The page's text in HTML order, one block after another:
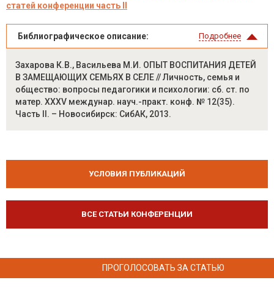
статей конференции часть II
Библиографическое описание: Подробнее
Захарова К.В., Васильева М.И. ОПЫТ ВОСПИТАНИЯ ДЕТЕЙ
В ЗАМЕЩАЮЩИХ СЕМЬЯХ В СЕЛЕ // Личность, семья и
общество: вопросы педагогики и психологии: сб. ст. по
матер. XXXV междунар. науч.-практ. конф. № 12(35).
Часть II. – Новосибирск: СибАК, 2013.
УСЛОВИЯ ПУБЛИКАЦИЙ
ВСЕ СТАТЬИ КОНФЕРЕНЦИИ
ПРОГОЛОСОВАТЬ ЗА СТАТЬЮ